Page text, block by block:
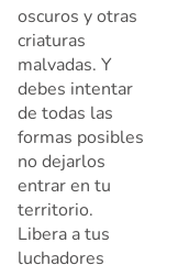
oscuros y otras
criaturas
malvadas. Y
debes intentar
de todas las
formas posibles
no dejarlos
entrar en tu
territorio.
Libera a tus
luchadores